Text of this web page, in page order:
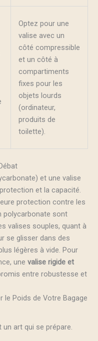
Optez pour une
valise avec un
côté compressible
et un côté à
compartiments
fixes pour les
objets lourds
(ordinateur,
produits de
toilette).
et une valise
et la capacité.
protection contre les
polycarbonate sont
valises souples, quant à
se glisser dans des
légères à vide. Pour
une valise rigide et
entre robustesse et
le Poids de Votre Bagage
un art qui se prépare.